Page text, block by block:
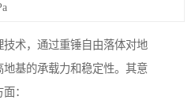
术，通过重锤自由落体对地
基的承载力和稳定性。其意
：